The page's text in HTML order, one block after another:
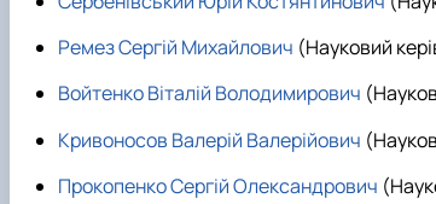
Ремез Сергій Михайлович (Науковий
Войтенко Віталій Володимирович
Кривоносов Валерій Валерійович
Прокопенко Сергій Олександрович